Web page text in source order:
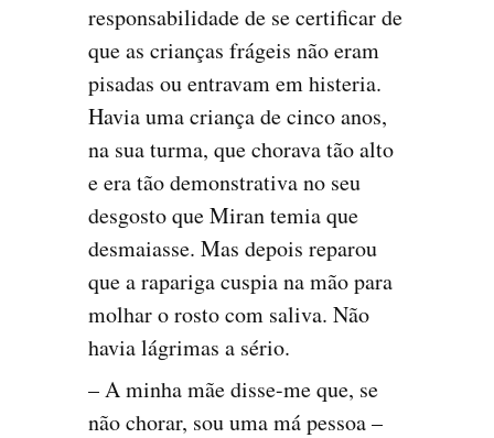
responsabili­dade de se certificar de
que as crianças frágeis não eram
pisadas ou entravam em histeria.
Havia uma criança de cinco anos,
na sua turma, que chorava tão alto
e era tão demonstrativa no seu
desgosto que Miran temia que
desmaiasse. Mas depois reparou
que a rapariga cuspia na mão para
molhar o rosto com saliva. Não
havia lágrimas a sério.
– A minha mãe disse-me que, se
não chorar, sou uma má pes­soa –